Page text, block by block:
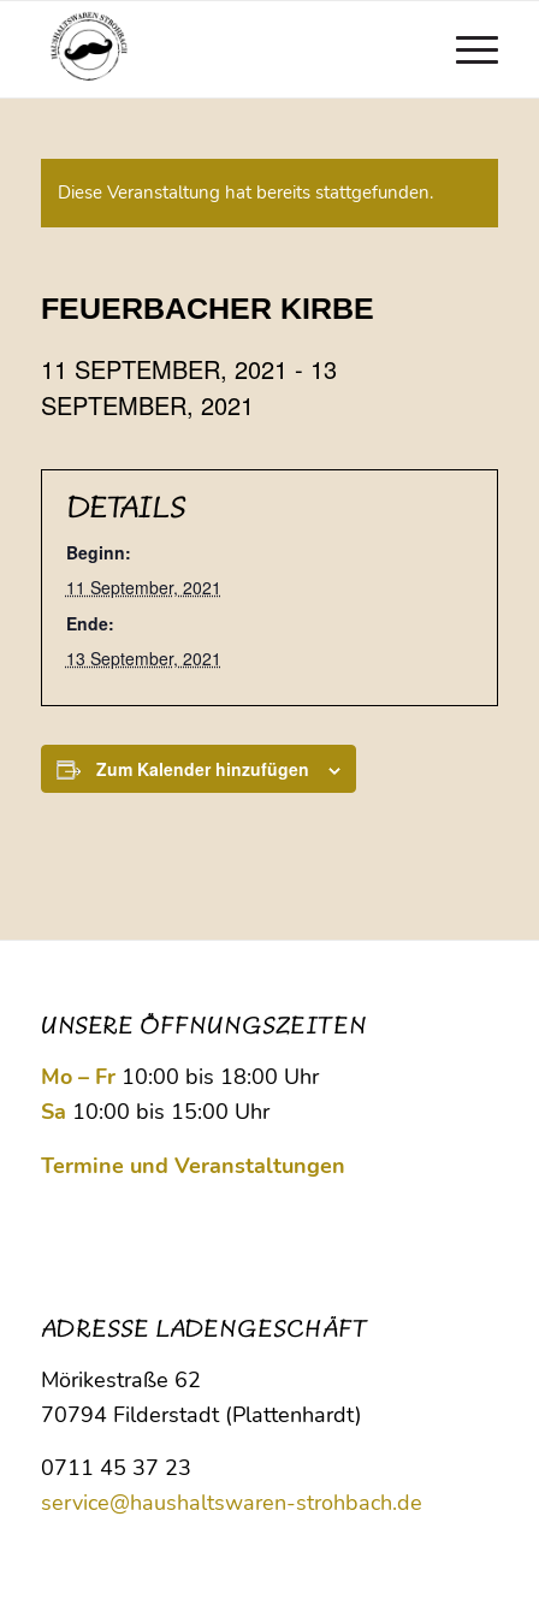
Diese Veranstaltung hat bereits stattgefunden.
FEUERBACHER KIRBE
11 SEPTEMBER, 2021 - 13
SEPTEMBER, 2021
DETAILS
Beginn:
11 September, 2021
Ende:
13 September, 2021
Zum Kalender hinzufügen
UNSERE ÖFFNUNGSZEITEN
Mo – Fr10:00 bis 18:00 Uhr
Sa 10:00 bis 15:00 Uhr
Termine und Veranstaltungen
ADRESSE LADENGESCHÄFT
Mörikestraße 62
70794 Filderstadt (Plattenhardt)
0711 45 37 23
service@haushaltswaren-strohbach.de